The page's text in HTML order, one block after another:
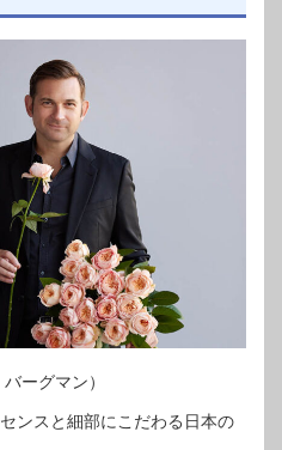
ーグマン）
ンスと細部にこだわる日本の